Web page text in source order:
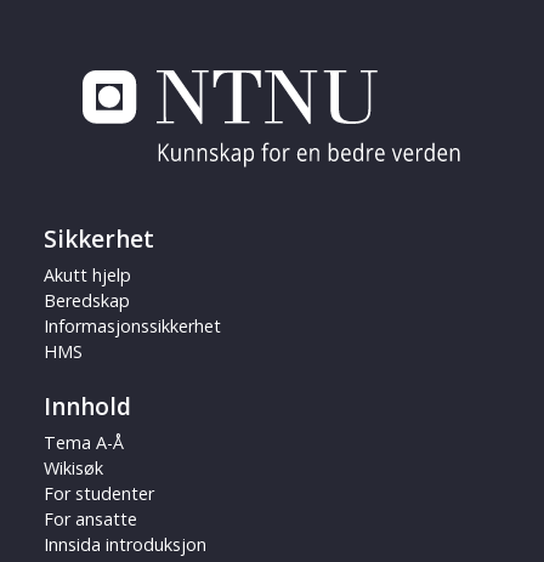
Sikkerhet
Akutt hjelp
Beredskap
Informasjonssikkerhet
HMS
Innhold
Tema A-Å
Wikisøk
For studenter
For ansatte
Innsida introduksjon